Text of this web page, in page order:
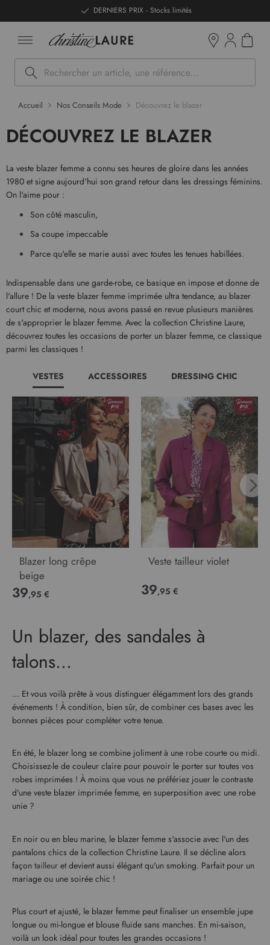
DERNIERS PRIX - Stocks limités
Rechercher
Accueil Nos Conseils Mode Découvrez le blazer
DÉCOUVREZ LE BLAZER
La veste blazer femme a connu ses heures de gloire dans les années
1980 et signe aujourd'hui son grand retour dans les dressings féminins.
On l'aime pour :
Son côté masculin,
Sa coupe impeccable
Parce qu'elle se marie aussi avec toutes les tenues habillées.
Indispensable dans une garde-robe, ce basique en impose et donne de
l'allure ! De la veste blazer femme imprimée ultra tendance, au blazer
court chic et moderne, nous avons passé en revue plusieurs manières
de s'approprier le blazer femme. Avec la collection Christine Laure,
découvrez toutes les occasions de porter un blazer femme, ce classique
parmi les classiques !
VESTES ACCESSOIRES DRESSING CHIC
Blazer long crêpe
beige
39,95 €
Veste tailleur violet
39,95 €
Un blazer, des sandales à
talons...
... Et vous voilà prête à vous distinguer élégamment lors des grands
événements ! À condition, bien sûr, de combiner ces bases avec les
bonnes pièces pour compléter votre tenue.
En été, le blazer long se combine joliment à une robe courte ou midi.
Choisissez-le de couleur claire pour pouvoir le porter sur toutes vos
robes imprimées ! À moins que vous ne préfériez jouer le contraste
d'une veste blazer imprimée femme, en superposition avec une robe
unie ?
En noir ou en bleu marine, le blazer femme s'associe avec l'un des
pantalons chics de la collection Christine Laure. Il se décline alors
façon tailleur et devient aussi élégant qu'un smoking. Parfait pour un
mariage ou une soirée chic !
Plus court et ajusté, le blazer femme peut finaliser un ensemble jupe
longue ou mi-longue et blouse fluide sans manches. En mi-saison,
voilà un look idéal pour toutes les grandes occasions !